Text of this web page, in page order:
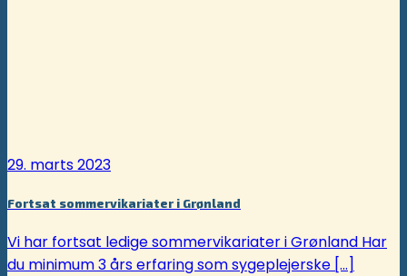
29. marts 2023
Fortsat sommervikariater i Grønland
Vi har fortsat ledige sommervikariater i Grønland Har
du minimum 3 års erfaring som sygeplejerske [...]